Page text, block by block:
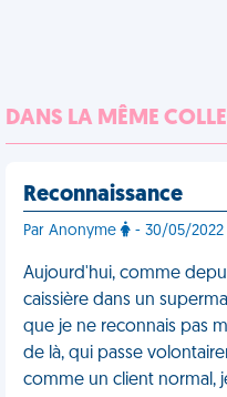
DANS LA MÊME
Reconnaissance
Par Anonyme - 30/05/2022
Aujourd'hui, comme
caissière dans un
que je ne reconnais pas
de là, qui passe
comme un client normal,